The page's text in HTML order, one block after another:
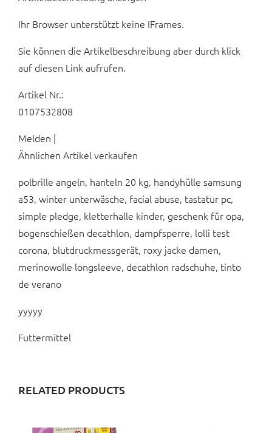
Ihr Browser unterstützt keine IFrames.
Sie können die Artikelbeschreibung aber durch klick
auf diesen Link aufrufen.
Artikel Nr.:
0107532808
Melden |
Ähnlichen Artikel verkaufen
polbrille angeln, hanteln 20 kg, handyhülle samsung
a53, winter unterwäsche, facial abuse, tastatur pc,
simple pledge, kletterhalle kinder, geschenk für opa,
bogenschießen decathlon, dampfsperre, lolli test
corona, blutdruckmessgerät, roxy jacke damen,
merinowolle longsleeve, decathlon radschuhe, tinto
de verano
yyyyy
Futtermittel
RELATED PRODUCTS